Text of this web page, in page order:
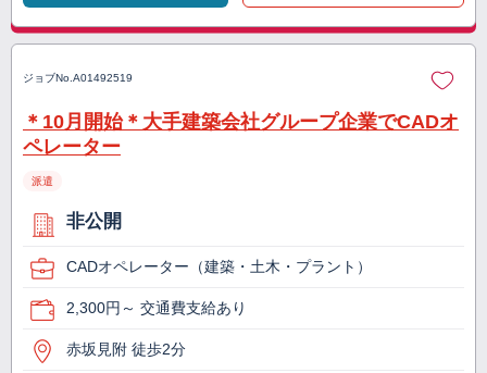
ジョブNo. A01492519
＊10月開始＊大手建築会社グループ企業でCADオ
ペレーター
派遣
非公開
CADオペレーター（建築・土木・プラント）
2,300円～ 交通費支給あり
赤坂見附 徒歩2分